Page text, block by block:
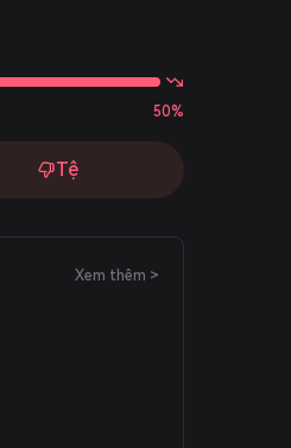
50%
Tệ
Xem thêm >